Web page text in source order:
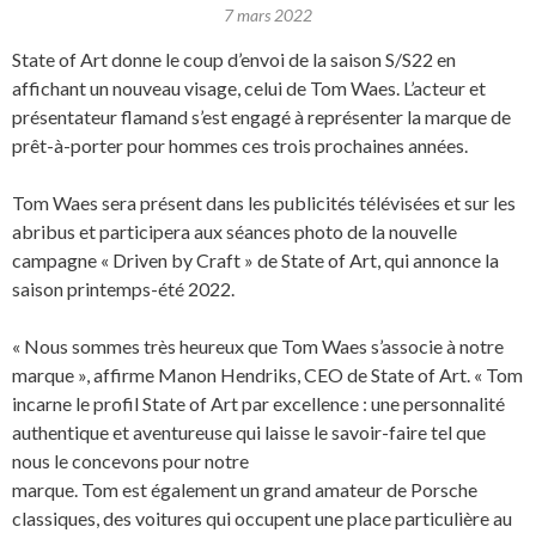
7 mars 2022
State of Art donne le coup d’envoi de la saison S/S22 en
affichant un nouveau visage, celui de Tom Waes. L’acteur et
présentateur flamand s’est engagé à représenter la marque de
prêt-à-porter pour hommes ces trois prochaines années.
Tom Waes sera présent dans les publicités télévisées et sur les
abribus et participera aux séances photo de la nouvelle
campagne « Driven by Craft » de State of Art, qui annonce la
saison printemps-été 2022.
« Nous sommes très heureux que Tom Waes s’associe à notre
marque », affirme Manon Hendriks, CEO de State of Art. « Tom
incarne le profil State of Art par excellence : une personnalité
authentique et aventureuse qui laisse le savoir-faire tel que
nous le concevons pour notre
marque. Tom est également un grand amateur de Porsche
classiques, des voitures qui occupent une place particulière au